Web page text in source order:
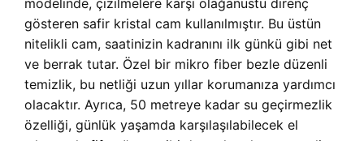
modelinde, çizilmelere karşı olağanüstü direnç
gösteren safir kristal cam kullanılmıştır. Bu üstün
nitelikli cam, saatinizin kadranını ilk günkü gibi net
ve berrak tutar. Özel bir mikro fiber bezle düzenli
temizlik, bu netliği uzun yıllar korumanıza yardımcı
olacaktır. Ayrıca, 50 metreye kadar su geçirmezlik
özelliği, günlük yaşamda karşılaşılabilecek el